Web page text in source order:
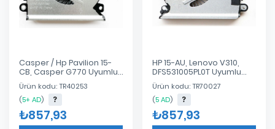
Casper / Hp Pavilion 15-
CB, Casper G770 Uyumlu
Notebook Cpu Fan
Ürün kodu: TR40253
(5+ AD)
₺857,93
HP 15-AU, Lenovo V310,
DFS531005PL0T Uyumlu
Notebook Cpu Fan 4 Pin
Ürün kodu: TR70027
(5 AD)
₺857,93